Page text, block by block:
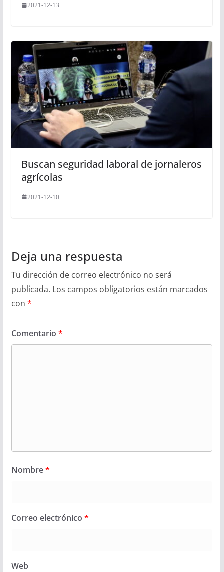
2021-12-13
Buscan seguridad laboral de jornaleros
agrícolas
2021-12-10
Deja una respuesta
Tu dirección de correo electrónico no será
publicada. Los campos obligatorios están marcados
con *
Comentario *
Nombre*
Correo electrónico *
Web